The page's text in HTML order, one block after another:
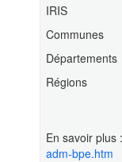
IRIS
Communes
Départements
Régions
En savoir plus :
adm-bpe.htm